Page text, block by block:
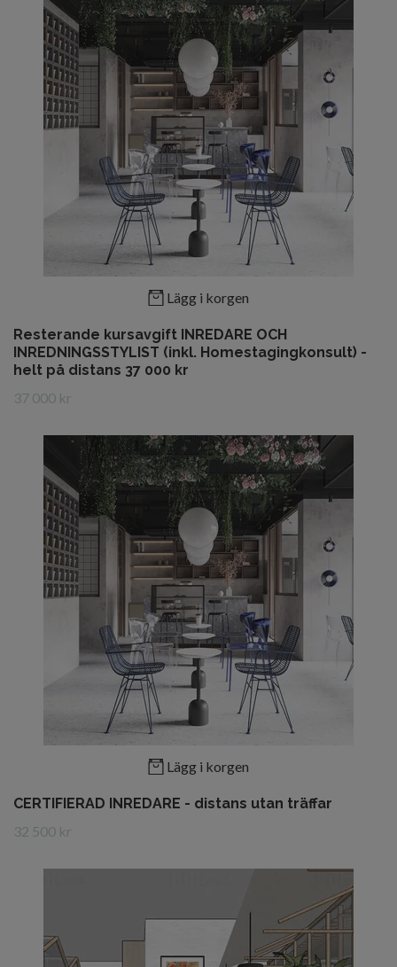
Lägg i korgen
Resterande kursavgift INREDARE OCH
INREDNINGSSTYLIST (inkl. Homestagingkonsult) -
helt på distans 37 000 kr
37 000 kr
Lägg i korgen
CERTIFIERAD INREDARE - distans utan träffar
32 500 kr